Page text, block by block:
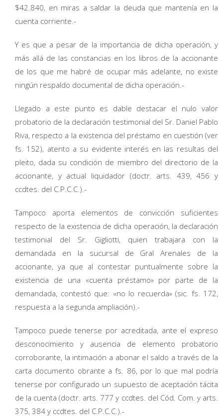
$42.840, en miras a saldar la deuda que mantenía en la
cuenta corriente.-
Y es que a pesar de la importancia de dicha operación, y
más allá de las constancias en los libros de la accionante
de los que me habré de ocupar más adelante, no existe
ningún respaldo documental de dicha operación.-
Llegado a este punto es dable destacar el nulo valor
probatorio de la declaración testimonial del Sr. Daniel Pablo
Riva, respecto a la existencia del préstamo en cuestión (ver
fs. 152), atento a su evidente interés en las resultas del
pleito, dada su condición de miembro del directorio de la
accionante, y actual liquidador (doctr. arts. 439, 456 y
ccdtes. del C.P.C.C.).-
Tampoco aporta elementos de convicción suficientes
respecto de la existencia de dicha operación, la declaración
testimonial del Sr. Gigliotti, quien trabajara con la
demandada en la sucursal de Gral Arenales de la
accionante, ya que al contestar puntualmente sobre la
existencia de una «cuenta préstamo» por parte de la
demandada, contestó que: «no lo recuerda» (sic. fs. 172,
respuesta a la segunda ampliación).-
Tampoco puede tenerse por acreditada, ante el expreso
desconocimiento y ausencia de elemento probatorio
corroborante, la intimación a abonar el saldo a través de la
carta documento obrante a fs. 86, por lo que mal podría
tenerse por configurado un supuesto de aceptación tácita
de la cuenta (doctr. arts. 777 y ccdtes. del Cód. Com. y arts.
375, 384 y ccdtes. del C.P.C.C.).-